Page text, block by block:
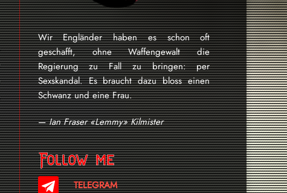
Wir Engländer haben es schon oft
geschafft, ohne Waffengewalt die
Regierung zu Fall zu bringen: per
Sexskandal. Es braucht dazu bloss einen
Schwanz und eine Frau.
—Ian Fraser «Lemmy» Kilmister
Follow me
TELEGRAM